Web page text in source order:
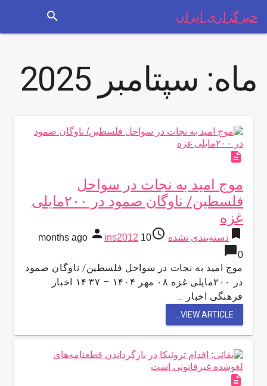
خبرگزاری ایران search
ماه: سپتامبر 2025
description
موج امید به نجات در سواحل
فلسطین/ ناوگان صمود در ۲۰۰مایلی
غزه
bookmark دسته‌بندی نشده access_time
10 months ago
person ins2012
chat_bubble0
موج امید به نجات در سواحل فلسطین/ ناوگان صمود
در ۲۰۰مایلی غزه ۰۸ مهر ۱۴۰۴ – ۱۴:۳۷ اخبار
فرهنگی اخبار …
VIEW ARTICLE...
description